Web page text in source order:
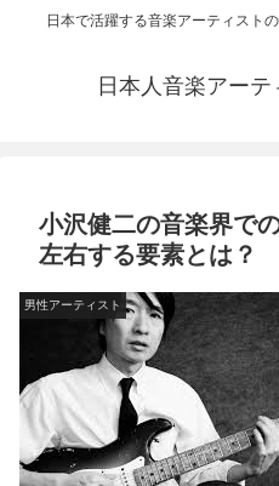
日本で活躍する音楽アーティスト
日本人音楽アー
小沢健二の音楽界で
左右する要素とは？
男性アーティスト